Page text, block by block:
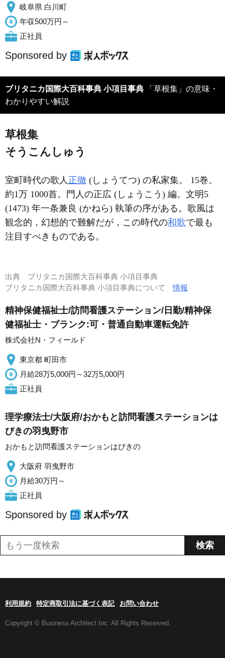
岐阜県 白川町
年収500万円～
正社員
Sponsored by
ブリタニカ国際大百科事典 小項目事典 「草根集」の意味・
わかりやすい解説
草根集
そうこんしゅう
室町時代の歌人 正徹 (しょうてつ) の私家集。 15巻。
約1万 1000首。門人の正広 (しょうこう) 編。文明5
(1473) 年一条兼良 (かねら) 執筆の序がある。歌風は
観念的，幻想的で難解だが，この時代の和歌で最も
注目すべきものである。
出典 ブリタニカ国際大百科事典 小項目事典
ブリタニカ国際大百科事典 小項目事典について情報
精神保健福祉士/訪問看護ステーション/日勤/精神保
健福祉士・ブランク:可・普通自動車運転免許
株式会社N・フィールド
東京都 町田市
月給28万5,000円～32万5,000円
正社員
理学療法士/大阪府/おかもと訪問看護ステーションは
びきの羽曳野市
おかもと訪問看護ステーションはびきの
大阪府 羽曳野市
月給30万円～
正社員
Sponsored by
利用規約 特定商取引法に基づく表記 お問い合わせ
Copyright © Business Architect Inc. All Rights Reserved.